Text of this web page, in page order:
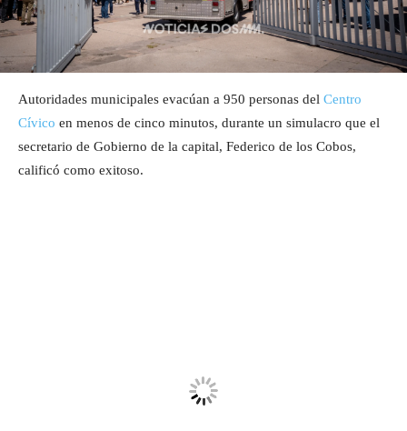
Autoridades municipales evacúan a 950 personas del Centro
Cívico en menos de cinco minutos, durante un simulacro que el
secretario de Gobierno de la capital, Federico de los Cobos,
calificó como exitoso.